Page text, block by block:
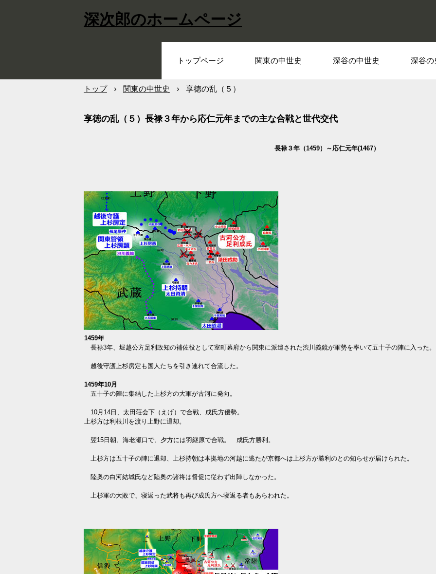
深次郎のホームページ
トップページ 関東の中世史 深谷の中世史 深谷の
トップ › 関東の中世史 › 享徳の乱（５）
享徳の乱（５）長禄３年から応仁元年までの主な合戦と世代交代
長禄３年（1459）～応仁元年(1467）
1459年
長禄3年、堀越公方足利政知の補佐役として室町幕府から関東に派遣された渋川義鏡が軍勢を率いて五十子の陣に入った。
越後守護上杉房定も国人たちを引き連れて合流した。
1459年10月
五十子の陣に集結した上杉方の大軍が古河に発向。
10月14日、太田荘会下（えげ）で合戦、成氏方優勢。
上杉方は利根川を渡り上野に退却。
翌15日朝、海老瀬口で、夕方には羽継原で合戦。 成氏方勝利。
上杉方は五十子の陣に退却、上杉持朝は本拠地の河越に逃たが京都へは上杉方が勝利のとの知らせが届けられた。
陸奥の白河結城氏など陸奥の諸将は督促に従わず出陣しなかった。
上杉軍の大敗で、寝返った武将も再び成氏方へ寝返る者もあらわれた。